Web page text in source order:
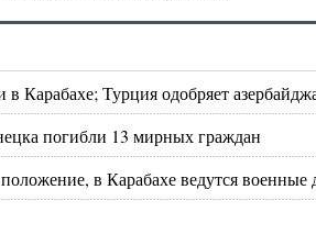
Карабахе; Турция одобряет
погибли 13 мирных граждан
в Карабахе ведутся военные